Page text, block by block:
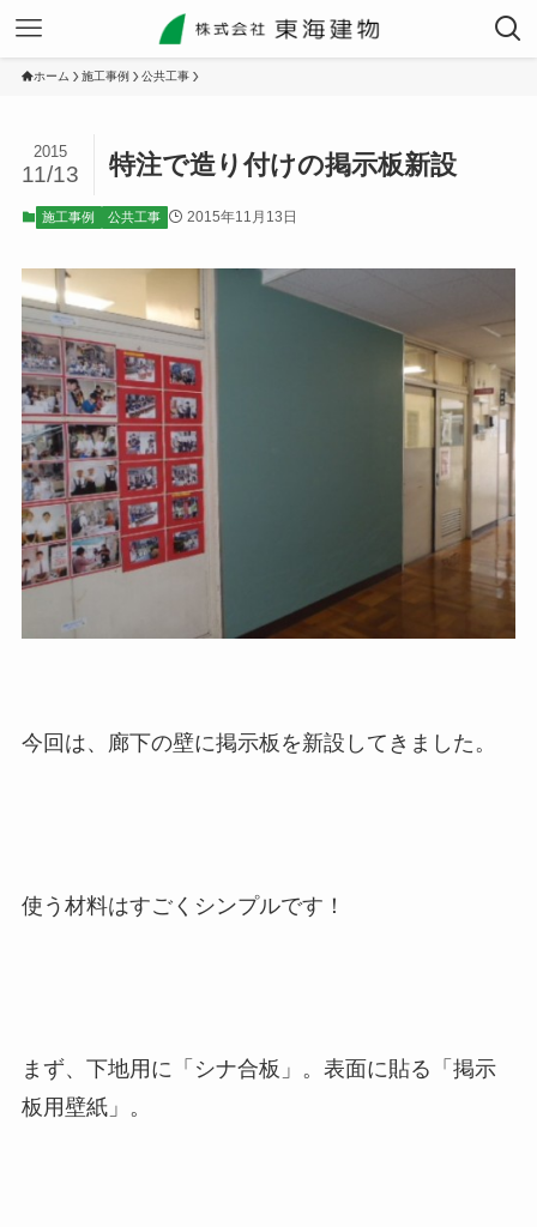
ホーム 施工事例 公共工事
特注で造り付けの掲示板新設
2015
11/13
施工事例 公共工事 2015年11月13日
今回は、廊下の壁に掲示板を新設してきました。
使う材料はすごくシンプルです！
まず、下地用に「シナ合板」。表面に貼る「掲示
板用壁紙」。